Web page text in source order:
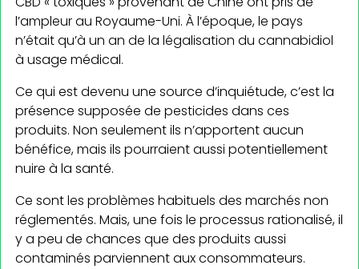
l’ampleur au Royaume-Uni. À l’époque, le pays
n’était qu’à un an de la légalisation du cannabidiol
à usage médical.
Ce qui est devenu une source d’inquiétude, c’est la
présence supposée de pesticides dans ces
produits. Non seulement ils n’apportent aucun
bénéfice, mais ils pourraient aussi potentiellement
nuire à la santé.
Ce sont les problèmes habituels des marchés non
réglementés. Mais, une fois le processus rationalisé, il
y a peu de chances que des produits aussi
contaminés parviennent aux consommateurs.